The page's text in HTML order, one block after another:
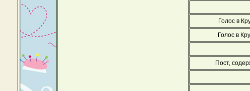
Голос в
Голос в
Пост,